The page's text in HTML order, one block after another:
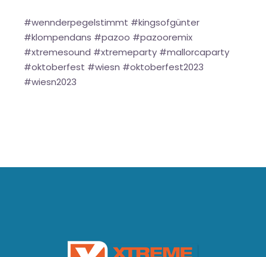
#wennderpegelstimmt #kingsofgünter
#klompendans #pazoo #pazooremix
#xtremesound #xtremeparty #mallorcaparty
#oktoberfest #wiesn #oktoberfest2023
#wiesn2023